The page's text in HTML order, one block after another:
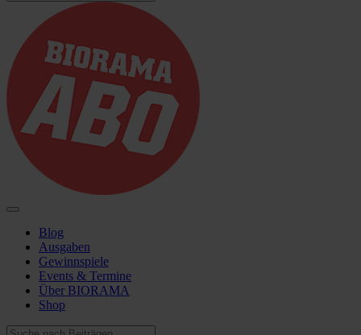
Blog
Ausgaben
Gewinnspiele
Events & Termine
Über BIORAMA
Shop